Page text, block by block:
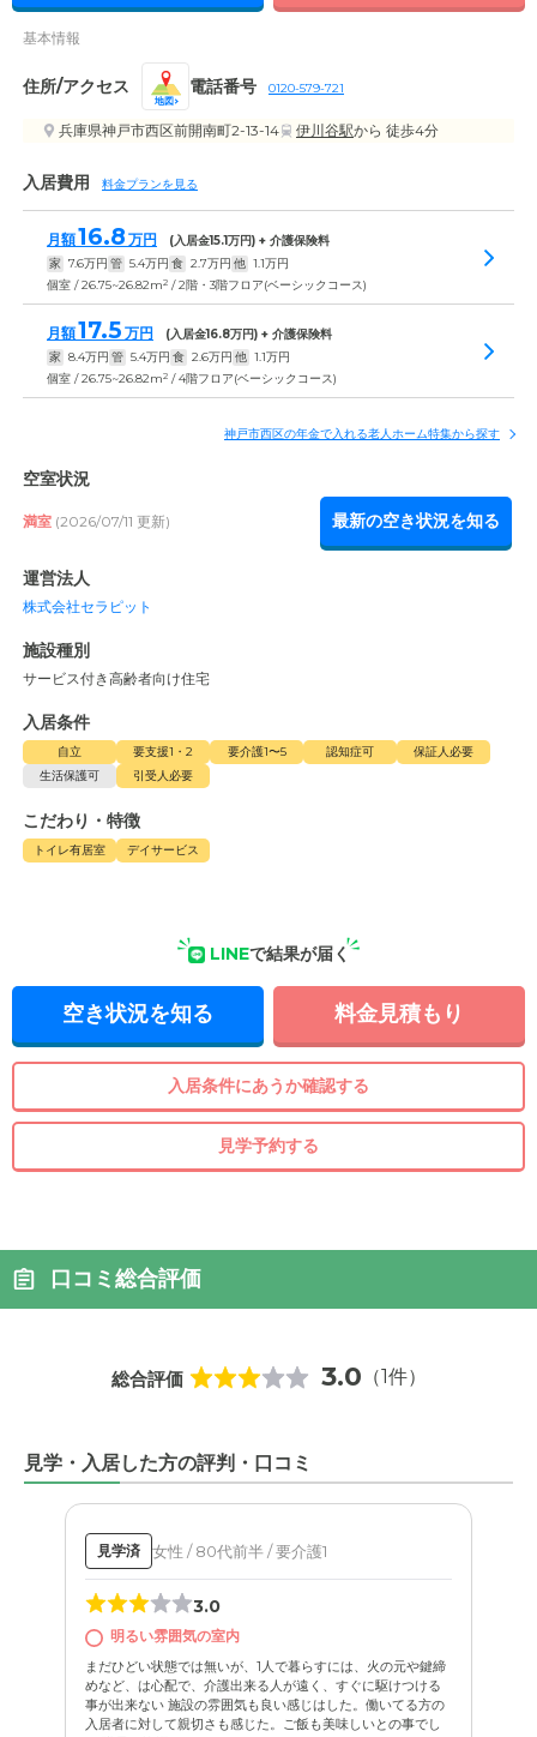
基本情報
住所/アクセス
地図
電話番号 0120-579-721
兵庫県神戸市西区前開南町2-13-14 伊川谷駅から 徒歩4分
入居費用 料金プランを見る
月額16.8 万円 (入居金15.1万円) + 介護保険料
家 7.6万円 管 5.4万円 食 2.7万円 他 1.1万円
個室 / 26.75~26.82m2 / 2階・3階フロア(ベーシックコース)
月額17.5 万円 (入居金16.8万円) + 介護保険料
家 8.4万円 管 5.4万円 食 2.6万円 他 1.1万円
個室 / 26.75~26.82m2 / 4階フロア(ベーシックコース)
神戸市西区の年金で入れる老人ホーム特集から探す
空室状況
満室 (2026/07/11 更新) 最新の空き状況を知る
運営法人
株式会社セラピット
施設種別
サービス付き高齢者向け住宅
入居条件
自立 要支援1・2 要介護1〜5 認知症可
保証人必要
生活保護可
引受人必要
こだわり・特徴
トイレ有居室 デイサービス
LINEで結果が届く
空き状況を知る 料金見積もり
入居条件にあうか確認する
見学予約する
口コミ総合評価
総合評価 3.0 （1件）
見学・入居した方の評判・口コミ
見学済 女性 / 80代前半 / 要介護1
3.0
明るい雰囲気の室内
まだひどい状態では無いが、1人で暮らすには、火の元や鍵締
めなど、は心配で、介護出来る人が遠く、すぐに駆けつける
事が出来ない 施設の雰囲気も良い感じはした。働いてる方の
入居者に対して親切さも感じた。ご飯も美味しいとの事でし